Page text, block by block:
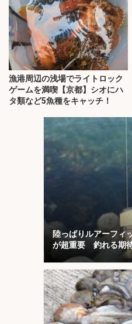
漁港周辺の浅場でライトロック
ゲームを満喫【京都】シオにハ
タ類など5魚種をキャッチ！
陸っぱりルアーフィ
が超重要 釣れる期
「1投目」！